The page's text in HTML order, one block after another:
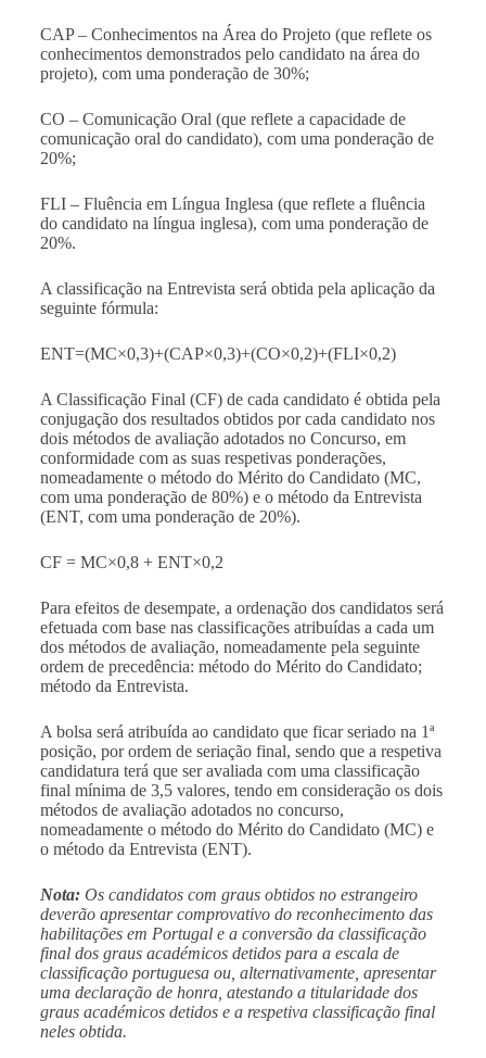
CAP – Conhecimentos na Área do Projeto (que reflete os
conhecimentos demonstrados pelo candidato na área do
projeto), com uma ponderação de 30%;
CO – Comunicação Oral (que reflete a capacidade de
comunicação oral do candidato), com uma ponderação de
20%;
FLI – Fluência em Língua Inglesa (que reflete a fluência
do candidato na língua inglesa), com uma ponderação de
20%.
A classificação na Entrevista será obtida pela aplicação da
seguinte fórmula:
ENT=(MC×0,3)+(CAP×0,3)+(CO×0,2)+(FLI×0,2)
A Classificação Final (CF) de cada candidato é obtida pela
conjugação dos resultados obtidos por cada candidato nos
dois métodos de avaliação adotados no Concurso, em
conformidade com as suas respetivas ponderações,
nomeadamente o método do Mérito do Candidato (MC,
com uma ponderação de 80%) e o método da Entrevista
(ENT, com uma ponderação de 20%).
CF = MC×0,8 + ENT×0,2
Para efeitos de desempate, a ordenação dos candidatos será
efetuada com base nas classificações atribuídas a cada um
dos métodos de avaliação, nomeadamente pela seguinte
ordem de precedência: método do Mérito do Candidato;
método da Entrevista.
A bolsa será atribuída ao candidato que ficar seriado na 1ª
posição, por ordem de seriação final, sendo que a respetiva
candidatura terá que ser avaliada com uma classificação
final mínima de 3,5 valores, tendo em consideração os dois
métodos de avaliação adotados no concurso,
nomeadamente o método do Mérito do Candidato (MC) e
o método da Entrevista (ENT).
Nota:Os candidatos com graus obtidos no estrangeiro
deverão apresentar comprovativo do reconhecimento das
habilitações em Portugal e a conversão da classificação
final dos graus académicos detidos para a escala de
classificação portuguesa ou, alternativamente, apresentar
uma declaração de honra, atestando a titularidade dos
graus académicos detidos e a respetiva classificação final
neles obtida.